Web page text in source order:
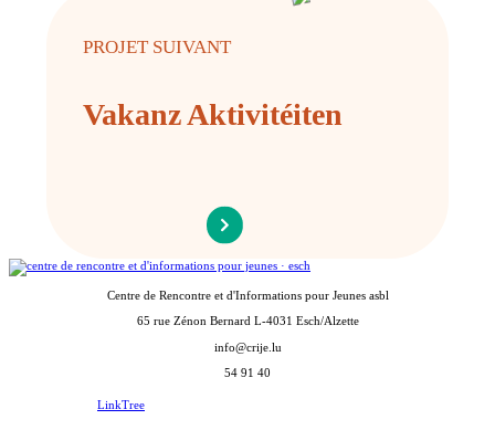
PROJET SUIVANT
Vakanz Aktivitéiten
Centre de Rencontre et d'Informations pour Jeunes asbl
65 rue Zénon Bernard L-4031 Esch/Alzette
info@crije.lu
54 91 40
LinkTree